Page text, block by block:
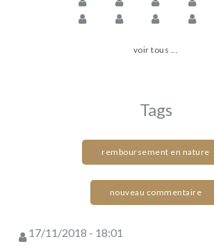
voir tous ...
Tags
remboursement en nature
nouveau commentaire
17/11/2018 - 18:01